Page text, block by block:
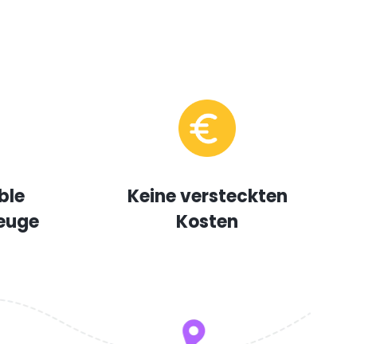
Keine versteckten
Kosten